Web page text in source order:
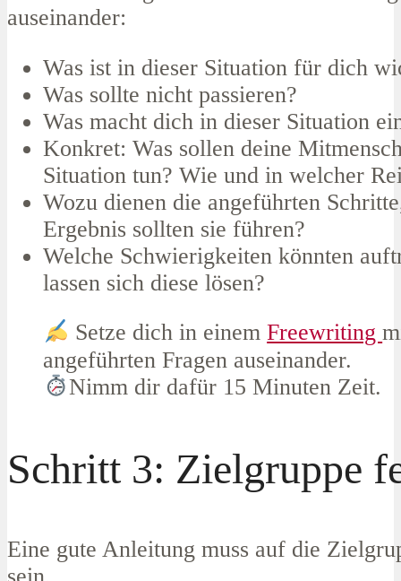
auseinander:
Was ist in dieser Situation für dich
Was sollte nicht passieren?
Was macht dich in dieser Situation
Konkret: Was sollen deine
Situation tun? Wie und in welcher
Wozu dienen die angeführten
Ergebnis sollten sie führen?
Welche Schwierigkeiten könnten
lassen sich diese lösen?
Setze dich in einemFreewriting
angeführten Fragen auseinander.
Nimm dir dafür 15 Minuten Zeit.
Schritt 3: Zielgruppe
Eine gute Anleitung muss auf die
sein.